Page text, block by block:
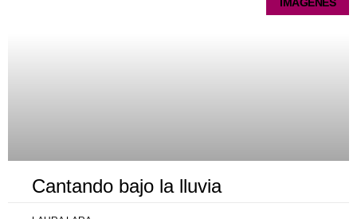
IMÁGENES
Cantando bajo la lluvia